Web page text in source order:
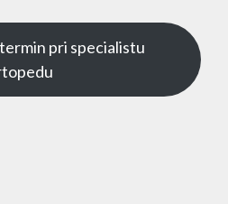
pri specialistu